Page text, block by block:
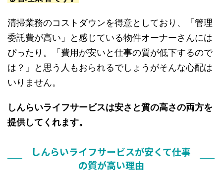
清掃業務のコストダウンを得意としており、「管理
委託費が高い」と感じている物件オーナーさんには
ぴったり。「費用が安いと仕事の質が低下するので
は？」と思う人もおられるでしょうがそんな心配は
いりません。
しんらいライフサービスは安さと質の高さの両方を
提供してくれます。
しんらいライフサービスが安くて仕事
の質が高い理由